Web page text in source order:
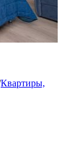
Квартиры,